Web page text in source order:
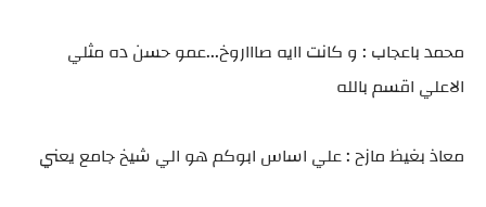
محمد باعجاب : و كانت اايه صاااروخ...عمو حسن ده مثلي
الاعلي اقسم بالله
معاذ بغيظ مازح : علي اساس ابوكم هو الي شيخ جامع يعني